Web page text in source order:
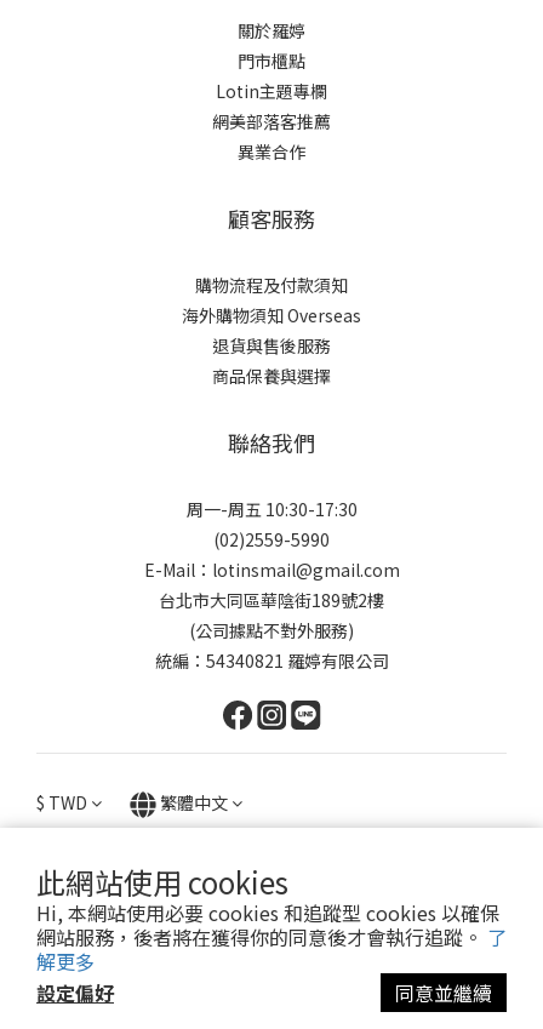
此網站使用 cookies
Hi, 本網站使用必要 cookies 和追蹤型 cookies 以確保
網站服務，後者將在獲得你的同意後才會執行追蹤。 了
解更多
設定偏好
同意並繼續
關於羅婷
門市櫃點
Lotin主題專欄
網美部落客推薦
異業合作
顧客服務
購物流程及付款須知
海外購物須知 Overseas
退貨與售後服務
商品保養與選擇
聯絡我們
周一-周五 10:30-17:30
(02)2559-5990
E-Mail：lotinsmail@gmail.com
台北市大同區華陰街189號2樓
(公司據點不對外服務)
統編：54340821 羅婷有限公司
$ TWD 繁體中文
提醒您，我們不會以電話或簡訊方式通知變更付款方式。
Copyright© 2024 Lotin Accessory